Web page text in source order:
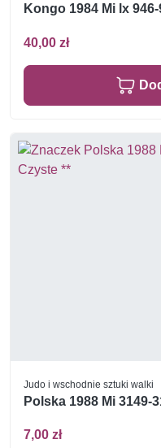
Kongo 1984 Mi lx
40,00 zł
Judo i wschodnie sztuki walki
Polska 1988 Mi 3149-
7,00 zł